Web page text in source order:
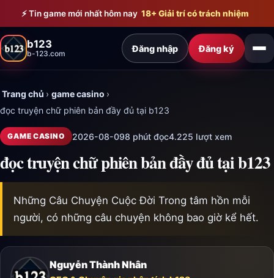
Bỏ qua đến nội dung chính
⚡ Tin game mới nhất hôm nay 18+ Giải trí có trách nhiệm
b123
b-123.com Đăng nhập Đăng ký
Trang chủ › game casino ›
đọc truyện chữ phiên bản đầy đủ tại b123
GAME CASINO 2026-08-098 phút đọc4.225 lượt xem
đọc truyện chữ phiên bản đầy đủ tại b123
Những Câu Chuyện Cuộc Đời Trong tâm hồn mỗi
người, có những câu chuyện không bao giờ kể hết.
Nguyễn Thành Nhân